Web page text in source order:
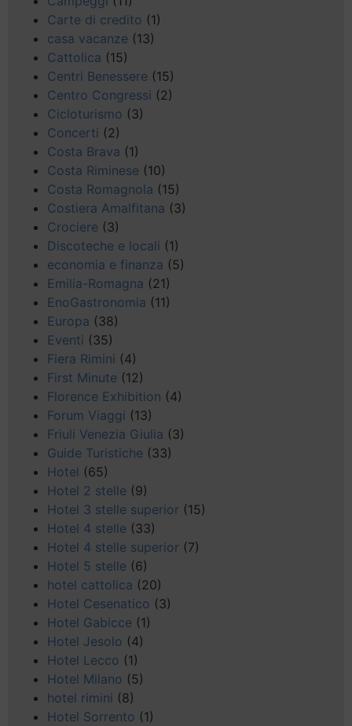
Carte di credito (1)
casa vacanze (13)
Cattolica (15)
Centri Benessere (15)
Centro Congressi (2)
Cicloturismo (3)
Concerti (2)
Costa Brava (1)
Costa Riminese (10)
Costa Romagnola (15)
Costiera Amalfitana (3)
Crociere (3)
Discoteche e locali (1)
economia e finanza (5)
Emilia-Romagna (21)
EnoGastronomia (11)
Europa (38)
Eventi (35)
Fiera Rimini (4)
First Minute (12)
Florence Exhibition (4)
Forum Viaggi (13)
Friuli Venezia Giulia (3)
Guide Turistiche (33)
Hotel (65)
Hotel 2 stelle (9)
Hotel 3 stelle superior (15)
Hotel 4 stelle (33)
Hotel 4 stelle superior (7)
Hotel 5 stelle (6)
hotel cattolica (20)
Hotel Cesenatico (3)
Hotel Gabicce (1)
Hotel Jesolo (4)
Hotel Lecco (1)
Hotel Milano (5)
hotel rimini (8)
Hotel Sorrento (1)